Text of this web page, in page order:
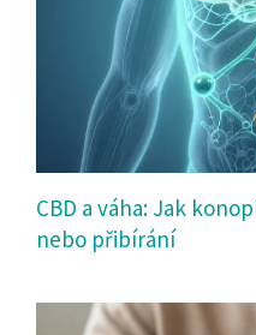
CBD a váha: Jak
nebo přibírání